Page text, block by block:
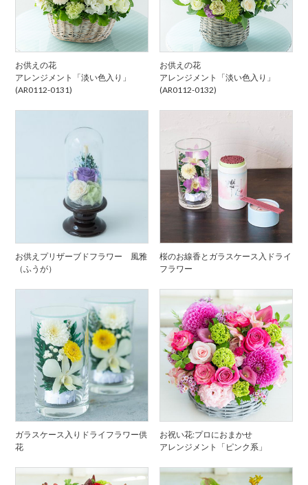
お供えの花
アレンジメント「淡い色入り」
(AR0112-0131)
お供えの花
アレンジメント「淡い色入り」
(AR0112-0132)
お供えプリザーブドフラワー 風雅
（ふうが）
桜のお線香とガラスケース入ドライ
フラワー
ガラスケース入りドライフラワー供
花
お祝い花:プロにおまかせ
アレンジメント「ピンク系」